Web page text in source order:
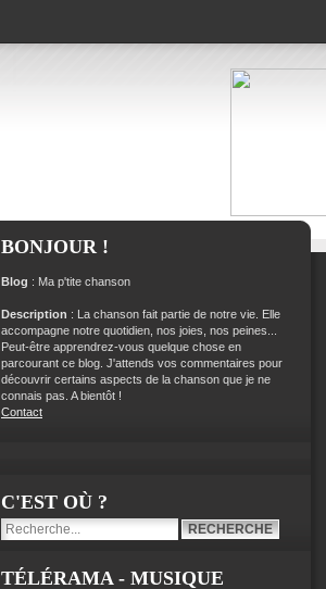
BONJOUR !
Blog : Ma p'tite chanson
Description : La chanson fait partie de notre vie. Elle
accompagne notre quotidien, nos joies, nos peines...
Peut-être apprendrez-vous quelque chose en
parcourant ce blog. J'attends vos commentaires pour
découvrir certains aspects de la chanson que je ne
connais pas. A bientôt !
Contact
C'EST OÙ ?
TÉLÉRAMA - MUSIQUE